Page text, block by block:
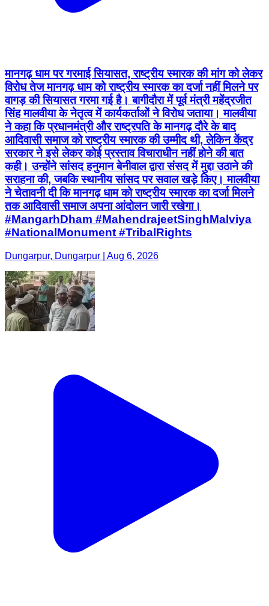
मानगढ़ धाम पर गरमाई सियासत, राष्ट्रीय स्मारक की मांग को लेकर
विरोध तेज मानगढ़ धाम को राष्ट्रीय स्मारक का दर्जा नहीं मिलने पर
वागड़ की सियासत गरमा गई है। बागीदौरा में पूर्व मंत्री महेंद्रजीत
सिंह मालवीया के नेतृत्व में कार्यकर्ताओं ने विरोध जताया। मालवीया
ने कहा कि प्रधानमंत्री और राष्ट्रपति के मानगढ़ दौरे के बाद
आदिवासी समाज को राष्ट्रीय स्मारक की उम्मीद थी, लेकिन केंद्र
सरकार ने इसे लेकर कोई प्रस्ताव विचाराधीन नहीं होने की बात
कही। उन्होंने सांसद हनुमान बेनीवाल द्वारा संसद में मुद्दा उठाने की
सराहना की, जबकि स्थानीय सांसद पर सवाल खड़े किए। मालवीया
ने चेतावनी दी कि मानगढ़ धाम को राष्ट्रीय स्मारक का दर्जा मिलने
तक आदिवासी समाज अपना आंदोलन जारी रखेगा।
#MangarhDham #MahendrajeetSinghMalviya
#NationalMonument #TribalRights
Dungarpur, Dungarpur | Aug 6, 2026